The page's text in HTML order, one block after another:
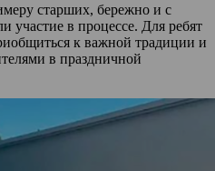
старших, бережно и с
в процессе. Для ребят
к важной традиции и
в праздничной